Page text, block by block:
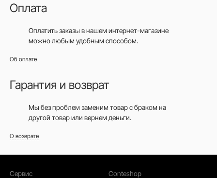
Оплата
Оплатить заказы в нашем интернет-магазине
можно любым удобным способом.
Об оплате
Гарантия и возврат
Мы без проблем заменим товар с браком на
другой товар или вернем деньги.
О возврате
Сервис Conteshop